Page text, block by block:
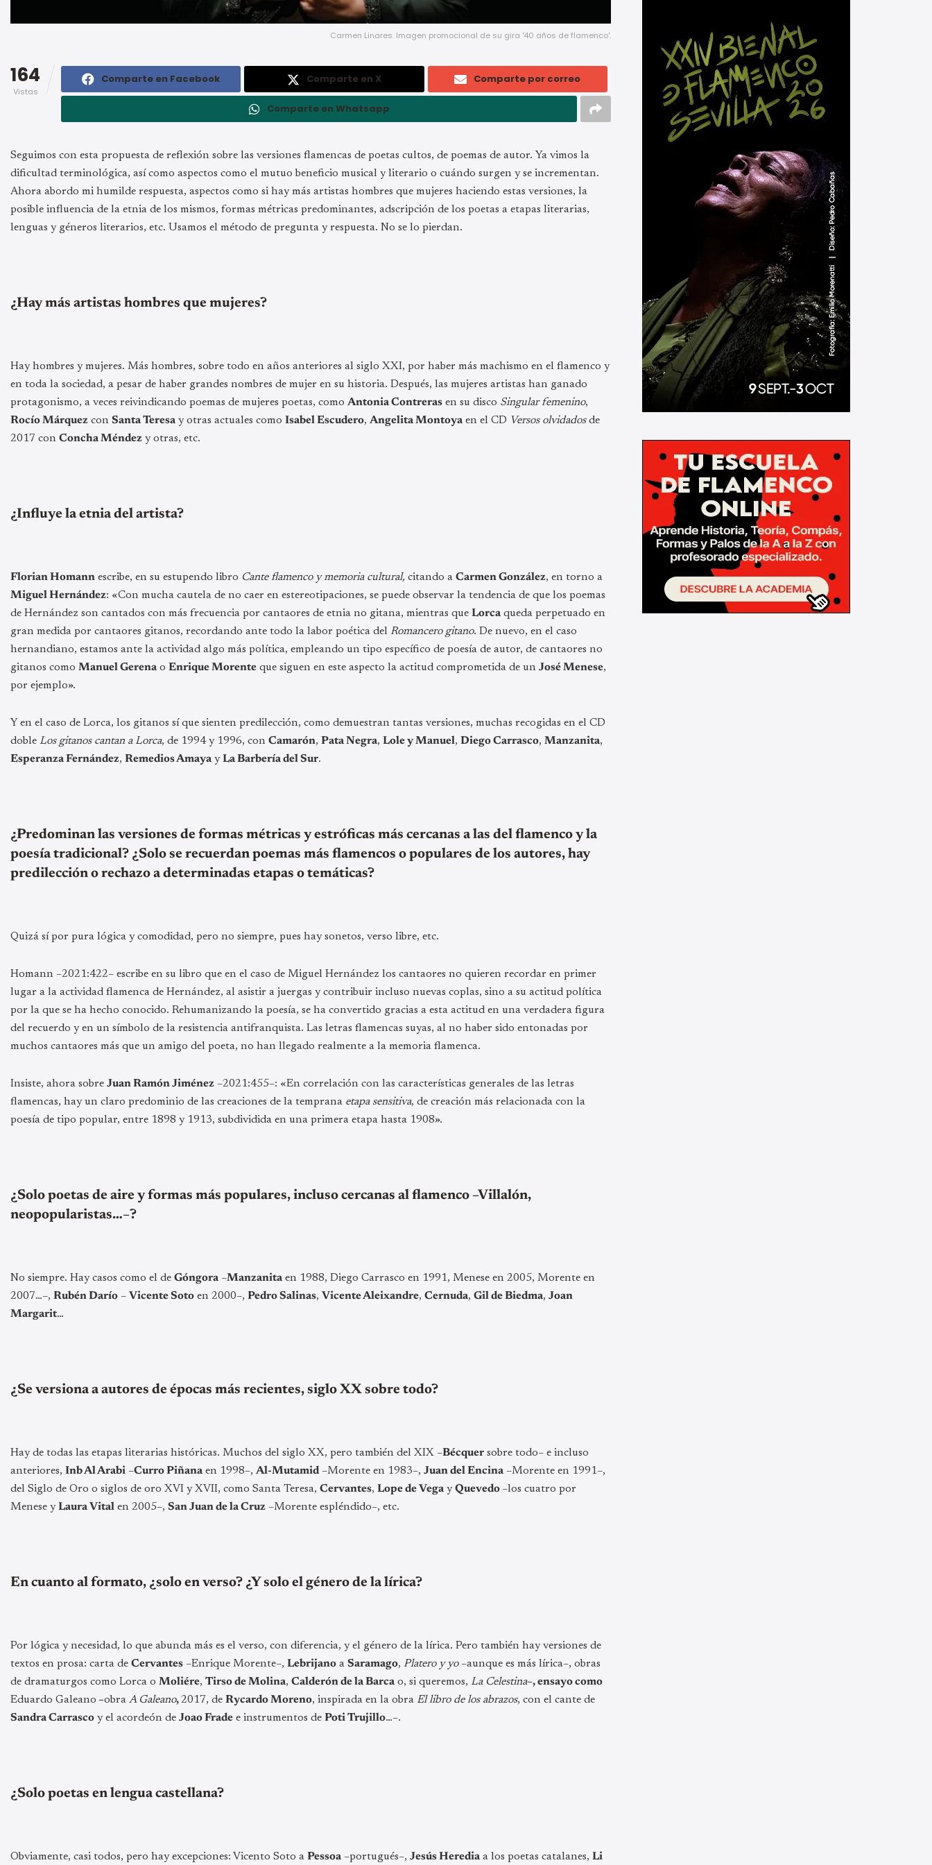
Carmen Linares. Imagen promocional de su gira '40 años de flamenco'.
164
Vistas
Comparte en Facebook Comparte en X Comparte por correo
Comparte en Whatsapp
Seguimos con esta propuesta de reflexión sobre las versiones flamencas de poetas cultos, de poemas de autor. Ya vimos la
dificultad terminológica, así como aspectos como el mutuo beneficio musical y literario o cuándo surgen y se incrementan.
Ahora abordo mi humilde respuesta, aspectos como si hay más artistas hombres que mujeres haciendo estas versiones, la
posible influencia de la etnia de los mismos, formas métricas predominantes, adscripción de los poetas a etapas literarias,
lenguas y géneros literarios, etc. Usamos el método de pregunta y respuesta. No se lo pierdan.
¿Hay más artistas hombres que mujeres?
Hay hombres y mujeres. Más hombres, sobre todo en años anteriores al siglo XXI, por haber más machismo en el flamenco y
en toda la sociedad, a pesar de haber grandes nombres de mujer en su historia. Después, las mujeres artistas han ganado
protagonismo, a veces reivindicando poemas de mujeres poetas, como Antonia Contreras en su disco Singular femenino,
Rocío Márquez con Santa Teresa y otras actuales como Isabel Escudero, Angelita Montoya en el CD Versos olvidadosde
2017 con Concha Méndez y otras, etc.
¿Influye la etnia del artista?
Florian Homann escribe, en su estupendo libro Cante flamenco y memoria cultural, citando a Carmen González, en torno a
Miguel Hernández: «Con mucha cautela de no caer en estereotipaciones, se puede observar la tendencia de que los poemas
de Hernández son cantados con más frecuencia por cantaores de etnia no gitana, mientras que Lorca queda perpetuado en
gran medida por cantaores gitanos, recordando ante todo la labor poética del Romancero gitano. De nuevo, en el caso
hernandiano, estamos ante la actividad algo más política, empleando un tipo específico de poesía de autor, de cantaores no
gitanos como Manuel Gerena o Enrique Morente que siguen en este aspecto la actitud comprometida de un José Menese,
por ejemplo».
Y en el caso de Lorca, los gitanos sí que sienten predilección, como demuestran tantas versiones, muchas recogidas en el CD
doble Los gitanos cantan a Lorca, de 1994 y 1996, con Camarón, Pata Negra, Lole y Manuel, Diego Carrasco, Manzanita,
Esperanza Fernández, Remedios Amaya yLa Barbería del Sur.
¿Predominan las versiones de formas métricas y estróficas más cercanas a las del flamenco y la
poesía tradicional? ¿Solo se recuerdan poemas más flamencos o populares de los autores, hay
predilección o rechazo a determinadas etapas o temáticas?
Quizá sí por pura lógica y comodidad, pero no siempre, pues hay sonetos, verso libre, etc.
Homann –2021:422– escribe en su libro que en el caso de Miguel Hernández los cantaores no quieren recordar en primer
lugar a la actividad flamenca de Hernández, al asistir a juergas y contribuir incluso nuevas coplas, sino a su actitud política
por la que se ha hecho conocido. Rehumanizando la poesía, se ha convertido gracias a esta actitud en una verdadera figura
del recuerdo y en un símbolo de la resistencia antifranquista. Las letras flamencas suyas, al no haber sido entonadas por
muchos cantaores más que un amigo del poeta, no han llegado realmente a la memoria flamenca.
Insiste, ahora sobre Juan Ramón Jiménez –2021:455–: «En correlación con las características generales de las letras
flamencas, hay un claro predominio de las creaciones de la temprana etapa sensitiva, de creación más relacionada con la
poesía de tipo popular, entre 1898 y 1913, subdividida en una primera etapa hasta 1908».
¿Solo poetas de aire y formas más populares, incluso cercanas al flamenco –Villalón,
neopopularistas…–?
No siempre. Hay casos como el de Góngora –Manzanita en 1988, Diego Carrasco en 1991, Menese en 2005, Morente en
2007…–, Rubén Darío – Vicente Soto en 2000–, Pedro Salinas, Vicente Aleixandre, Cernuda, Gil de Biedma, Joan
Margarit…
¿Se versiona a autores de épocas más recientes, siglo XX sobre todo?
Hay de todas las etapas literarias históricas. Muchos del siglo XX, pero también del XIX –Bécquer sobre todo– e incluso
anteriores, Inb Al Arabi –Curro Piñana en 1998–, Al-Mutamid–Morente en 1983–, Juan del Encina –Morente en 1991–,
del Siglo de Oro o siglos de oro XVI y XVII, como Santa Teresa, Cervantes, Lope de Vega yQuevedo –los cuatro por
Menese yLaura Vital en 2005–, San Juan de la Cruz –Morente espléndido–, etc.
En cuanto al formato, ¿solo en verso? ¿Y solo el género de la lírica?
Por lógica y necesidad, lo que abunda más es el verso, con diferencia, y el género de la lírica. Pero también hay versiones de
textos en prosa: carta de Cervantes –Enrique Morente–, Lebrijano a Saramago, Platero y yo–aunque es más lírica–, obras
de dramaturgos como Lorca o Moliére, Tirso de Molina, Calderón de la Barca o, si queremos, La Celestina–, ensayo como
Eduardo Galeano –obra A Galeano,2017, de Rycardo Moreno, inspirada en la obra El libro de los abrazos, con el cante de
Sandra Carrasco y el acordeón de Joao Frade e instrumentos de Poti Trujillo…–.
¿Solo poetas en lengua castellana?
Obviamente, casi todos, pero hay excepciones: Vicento Soto a Pessoa –portugués–, Jesús Heredia a los poetas catalanes, Li